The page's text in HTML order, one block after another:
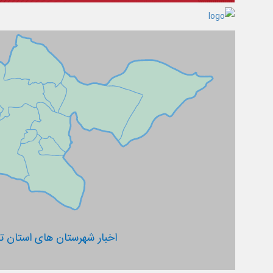
اخبار شهرستان های استان